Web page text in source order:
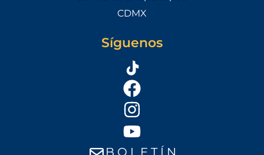
CDMX
Síguenos
B O L E T Í N